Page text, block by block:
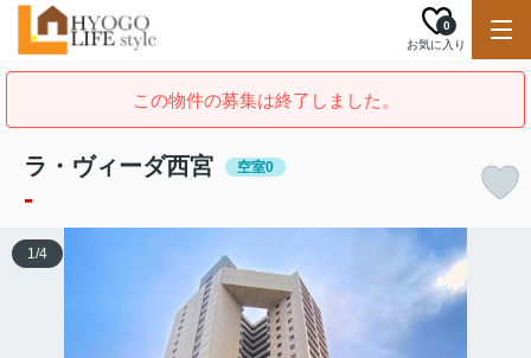
お気に入り
0
この物件の募集は終了しました。
ラ・ヴィーダ西宮 空室0
-
1/4